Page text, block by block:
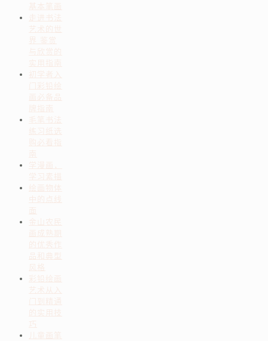
基本笔画
走进书法
艺术的世
界 鉴赏
与欣赏的
实用指南
初学者入
门彩铅绘
画必备品
牌指南
毛笔书法
练习纸选
购必看指
南
学漫画，
学习素描
绘画物体
中的点线
面
金山农民
画成熟期
的优秀作
品和典型
风格
彩铅绘画
艺术从入
门到精通
的实用技
巧
儿童画笔